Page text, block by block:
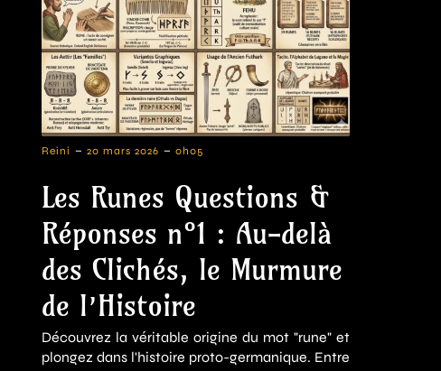
Reini - 20 mars 2026 - 0h05
Les Runes Questions &
Réponses n°1 : Au-delà
des Clichés, le Murmure
de l’Histoire
Découvrez la véritable origine du mot "rune" et
plongez dans l'histoire proto-germanique. Entre